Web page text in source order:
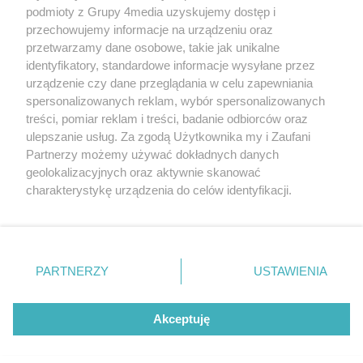
Redakcja Reklama Prywatność
Praca Łódź
the:protocol
Facebook.com
Youtube.com
podmioty z Grupy 4media uzyskujemy dostęp i
przechowujemy informacje na urządzeniu oraz
przetwarzamy dane osobowe, takie jak unikalne
identyfikatory, standardowe informacje wysyłane przez
urządzenie czy dane przeglądania w celu zapewniania
spersonalizowanych reklam, wybór spersonalizowanych
treści, pomiar reklam i treści, badanie odbiorców oraz
ulepszanie usług. Za zgodą Użytkownika my i Zaufani
Partnerzy możemy używać dokładnych danych
geolokalizacyjnych oraz aktywnie skanować
charakterystykę urządzenia do celów identyfikacji.
zmienić/wycofać klikając przycisk ustawień prywatności
znajdujący się w lewym dolnym rogu strony
. Niektóre
użytkownika, ale masz prawo sprzeciwić się takiemu
przetwarzaniu. Preferencje będą miały zastosowania tylko
PARTNERZY USTAWIENIA
Akceptuję